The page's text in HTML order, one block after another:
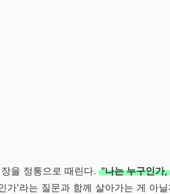
을 정통으로 때린다. "나는 누구인가
'라는 질문과 함께 살아가는 게 아